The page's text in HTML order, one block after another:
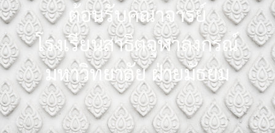
ต้อนรับคณาจารย์
โรงเรียนสาธิตจุฬาลงกรณ์
มหาวิทยาลัย ฝ่ายมัธยม